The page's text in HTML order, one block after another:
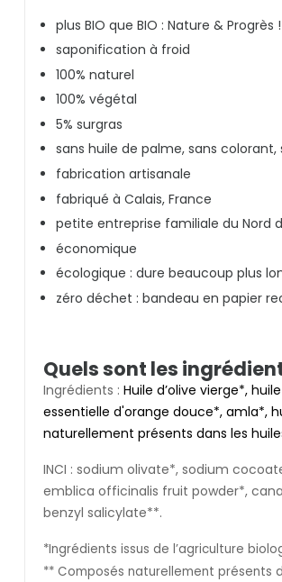
plus BIO que BIO : Nature & Progrès !
saponification à froid
100% naturel
100% végétal
5% surgras
sans huile de palme, sans
fabrication artisanale
fabriqué à Calais, France
petite entreprise familiale du Nord
économique
écologique : dure beaucoup plus
zéro déchet : bandeau en papier
Quels sont les
Ingrédients : Huile d’olive vierge*,
essentielle d'orange douce*, amla*,
naturellement présents dans les
INCI : sodium olivate*, sodium
emblica officinalis fruit powder*,
benzyl salicylate**.
*Ingrédients issus de l’agriculture
** Composés naturellement présents